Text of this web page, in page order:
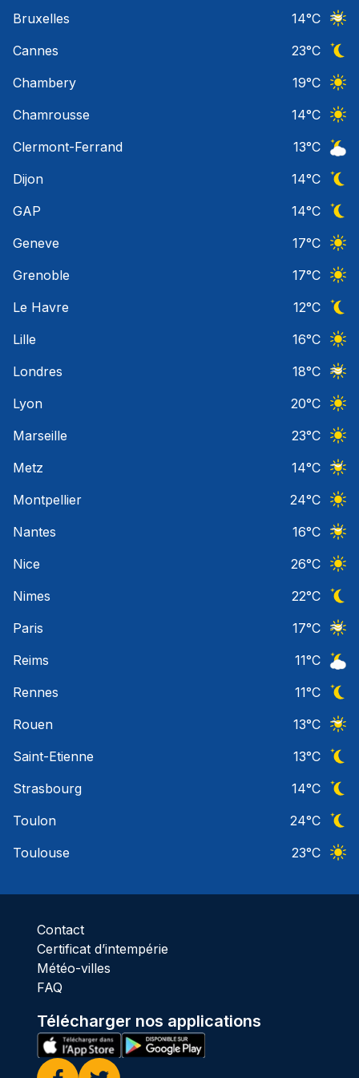
Bruxelles
14°C
Cannes
23°C
Chambery
19°C
Chamrousse
14°C
Clermont-Ferrand
13°C
Dijon
14°C
GAP
14°C
Geneve
17°C
Grenoble
17°C
Le Havre
12°C
Lille
16°C
Londres
18°C
Lyon
20°C
Marseille
23°C
Metz
14°C
Montpellier
24°C
Nantes
16°C
Nice
26°C
Nimes
22°C
Paris
17°C
Reims
11°C
Rennes
11°C
Rouen
13°C
Saint-Etienne
13°C
Strasbourg
14°C
Toulon
24°C
Toulouse
23°C
Contact
Certificat d’intempérie
Météo-villes
FAQ
Télécharger nos applications